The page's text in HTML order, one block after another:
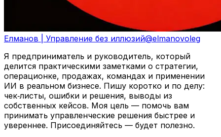
Елманов | Управление без иллюзий@elmanovoleg
Я предприниматель и руководитель, который
делится практическими заметками о стратегии,
операционке, продажах, командах и применении
ИИ в реальном бизнесе. Пишу коротко и по делу:
чек‑листы, ошибки и решения, выводы из
собственных кейсов. Моя цель — помочь вам
принимать управленческие решения быстрее и
увереннее. Присоединяйтесь — будет полезно.